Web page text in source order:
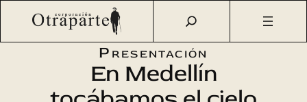
Saltar
Otraparte.org/Agenda Cultural Literatura
En Medellín
tocábamos el cielo
Presentación
En Medellín